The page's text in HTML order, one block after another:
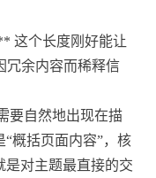
这个长度刚好能让
冗余内容而稀释信
要自然地出现在描
概括页面内容”，核
是对主题最直接的交